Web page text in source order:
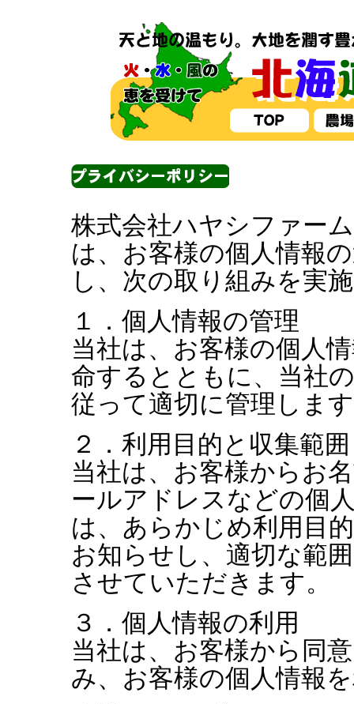
株式会社ハヤシファー
は、お客様の個人情報
し、次の取り組みを実
１．個人情報の管理
当社は、お客様の個人
命するとともに、当社
従って適切に管理しま
２．利用目的と収集範囲
当社は、お客様からお
ールアドレスなどの個
は、あらかじめ利用目
お知らせし、適切な範
させていただきます。
３．個人情報の利用
当社は、お客様から同
み、お客様の個人情報